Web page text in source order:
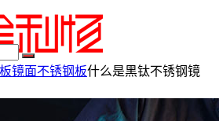
镜面不锈钢板什么是黑钛不锈钢镜